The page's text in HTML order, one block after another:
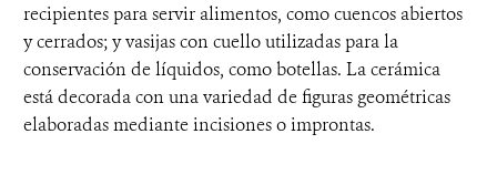
recipientes para servir alimentos, como cuencos abiertos
y cerrados; y vasijas con cuello utilizadas para la
conservación de líquidos, como botellas. La cerámica
está decorada con una variedad de figuras geométricas
elaboradas mediante incisiones o improntas.